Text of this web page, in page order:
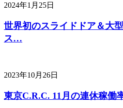
2024年1月25日
世界初のスライドドア＆大
ス…
2023年10月26日
東京C.R.C. 11月の連休稼働